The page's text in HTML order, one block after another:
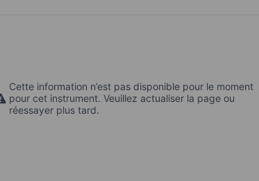
Cette information n’est pas disponible pour le moment
pour cet instrument. Veuillez actualiser la page ou
réessayer plus tard.